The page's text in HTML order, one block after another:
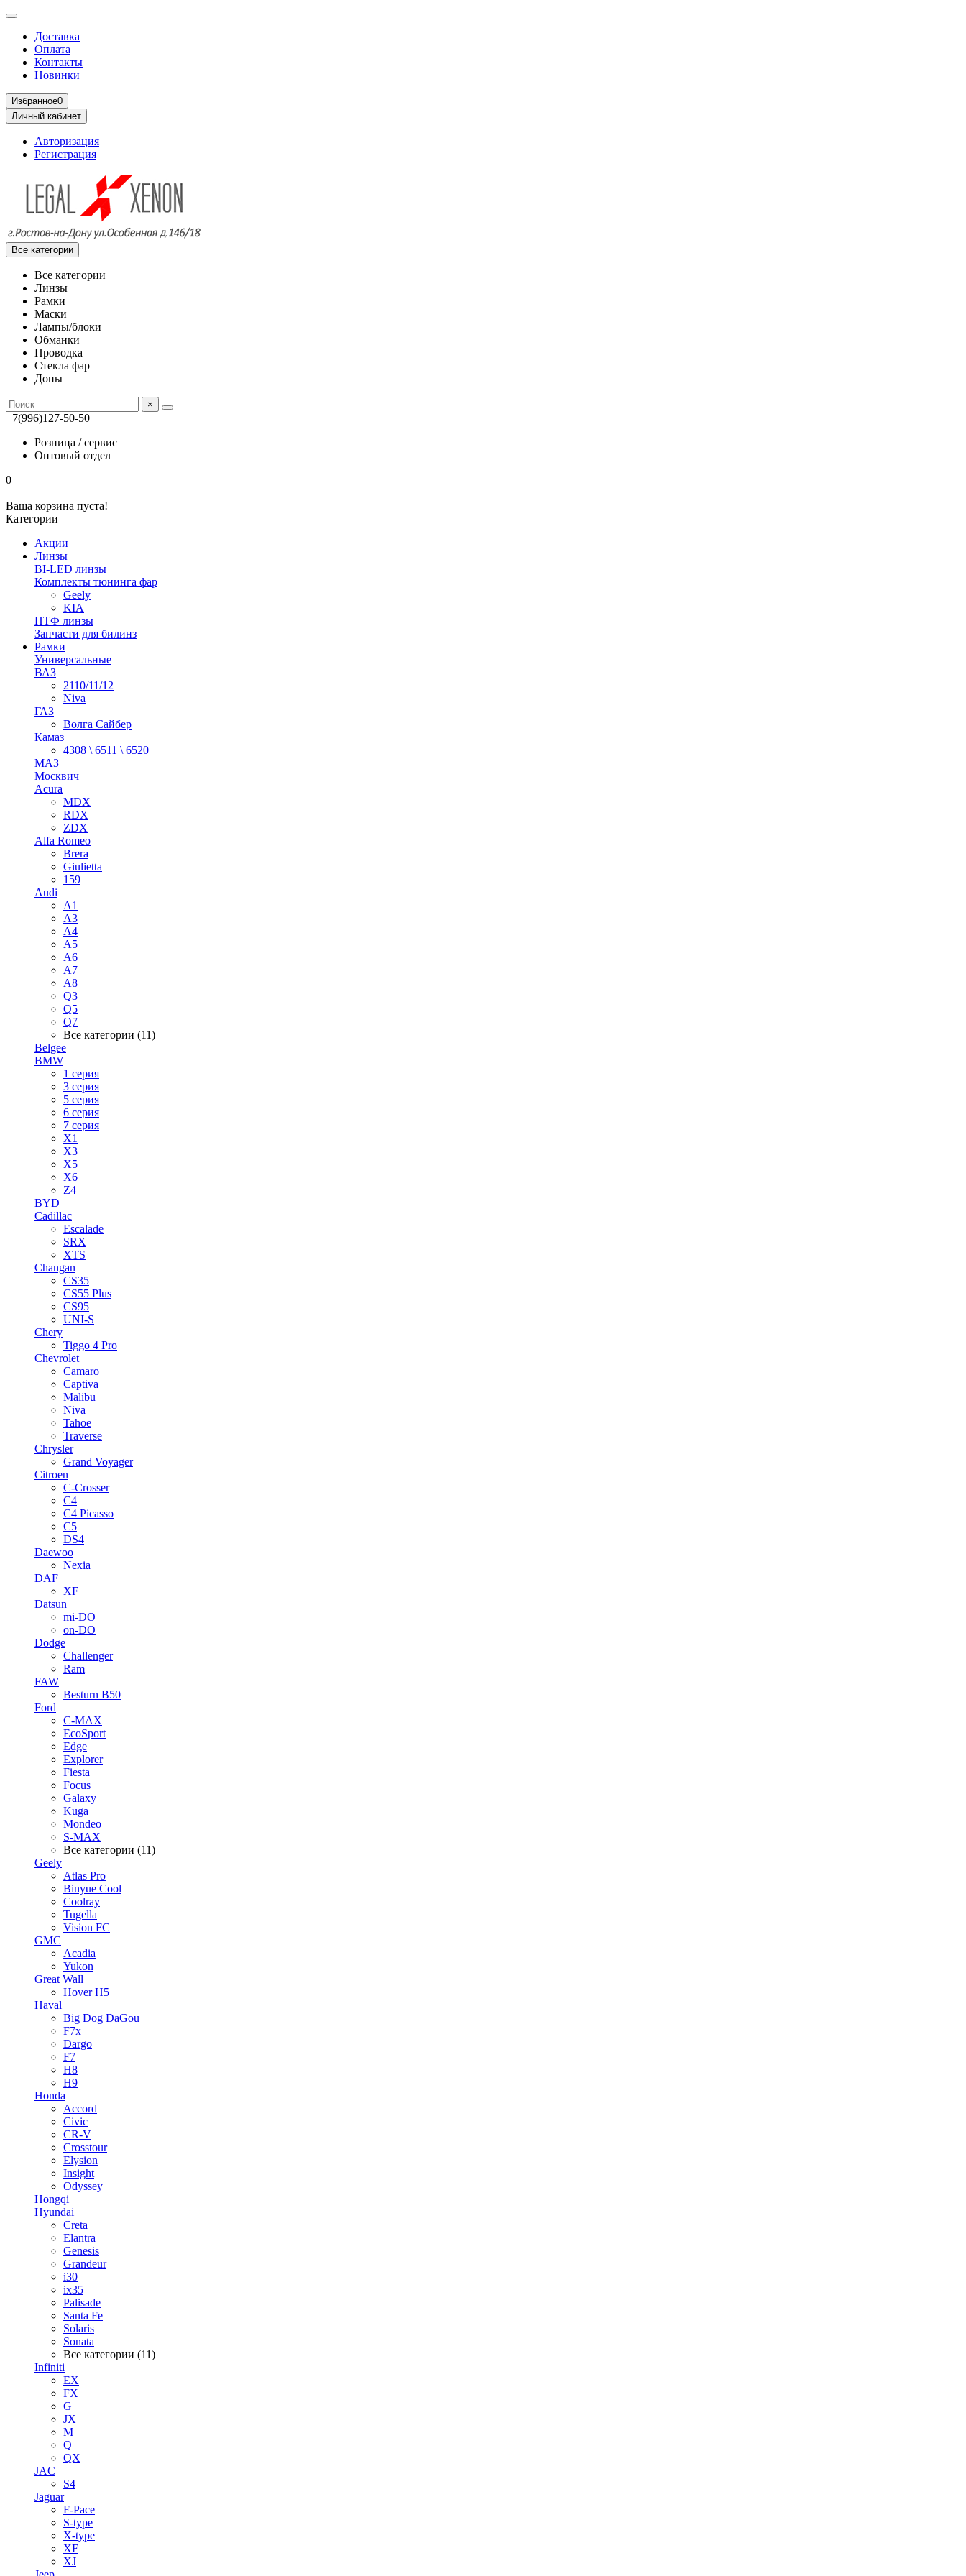
Доставка
Оплата
Контакты
Новинки
Избранное0
Личный кабинет
Авторизация
Регистрация
Все категории
Все категории
Линзы
Рамки
Маски
Лампы/блоки
Обманки
Проводка
Стекла фар
Допы
×
+7(996)127-50-50
Розница / сервис
Оптовый отдел
0
Ваша корзина пуста!
Категории
Акции
Линзы
BI-LED линзы
Комплекты тюнинга фар
Geely
KIA
ПТФ линзы
Запчасти для билинз
Рамки
Универсальные
ВАЗ
2110/11/12
Niva
ГАЗ
Волга Сайбер
Камаз
4308 \ 6511 \ 6520
МАЗ
Москвич
Acura
MDX
RDX
ZDX
Alfa Romeo
Brera
Giulietta
159
Audi
A1
A3
A4
A5
A6
A7
A8
Q3
Q5
Q7
Все категории (11)
Belgee
BMW
1 серия
3 серия
5 серия
6 серия
7 серия
X1
X3
X5
X6
Z4
BYD
Cadillac
Escalade
SRX
XTS
Changan
CS35
CS55 Plus
CS95
UNI-S
Chery
Tiggo 4 Pro
Chevrolet
Camaro
Captiva
Malibu
Niva
Tahoe
Traverse
Chrysler
Grand Voyager
Citroen
C-Crosser
C4
C4 Picasso
C5
DS4
Daewoo
Nexia
DAF
XF
Datsun
mi-DO
on-DO
Dodge
Challenger
Ram
FAW
Besturn B50
Ford
C-MAX
EcoSport
Edge
Explorer
Fiesta
Focus
Galaxy
Kuga
Mondeo
S-MAX
Все категории (11)
Geely
Atlas Pro
Binyue Cool
Coolray
Tugella
Vision FC
GMC
Acadia
Yukon
Great Wall
Hover H5
Haval
Big Dog DaGou
F7x
Dargo
F7
H8
H9
Honda
Accord
Civic
CR-V
Crosstour
Elysion
Insight
Odyssey
Hongqi
Hyundai
Creta
Elantra
Genesis
Grandeur
i30
ix35
Palisade
Santa Fe
Solaris
Sonata
Все категории (11)
Infiniti
EX
FX
G
JX
M
Q
QX
JAC
S4
Jaguar
F-Pace
S-type
X-type
XF
XJ